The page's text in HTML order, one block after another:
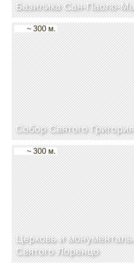
Базилика Сан-Паоло-
Собор Святого
~ 300 м.
Церковь и
Святого Лоренцо
~ 300 м.